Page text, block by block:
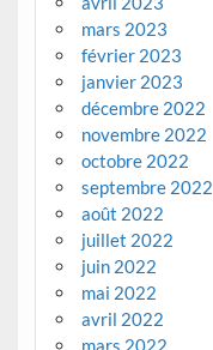
mars 2023
février 2023
janvier 2023
décembre 2022
novembre 2022
octobre 2022
septembre 2022
août 2022
juillet 2022
juin 2022
mai 2022
avril 2022